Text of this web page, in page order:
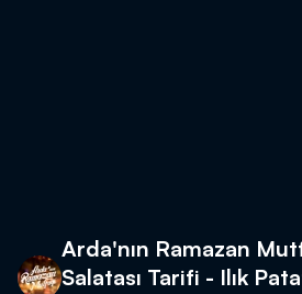
Arda'nın Ramazan
Salatası Tarifi - Ilık